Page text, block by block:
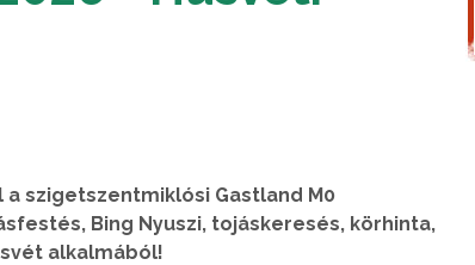
szigetszentmiklósi Gastland M0
Bing Nyuszi, tojáskeresés, körhinta,
alkalmából!